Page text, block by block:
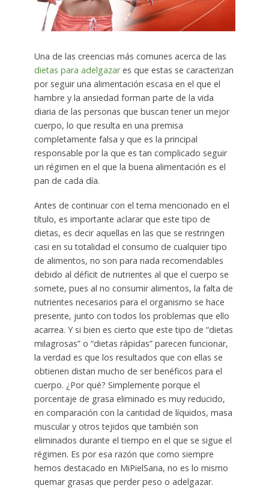
Una de las creencias más comunes acerca de las
dietas para adelgazares que estas se caracterizan
por seguir una alimentación escasa en el que el
hambre y la ansiedad forman parte de la vida
diaria de las personas que buscan tener un mejor
cuerpo, lo que resulta en una premisa
completamente falsa y que es la principal
responsable por la que es tan complicado seguir
un régimen en el que la buena alimentación es el
pan de cada día.
Antes de continuar con el tema mencionado en el
título, es importante aclarar que este tipo de
dietas, es decir aquellas en las que se restringen
casi en su totalidad el consumo de cualquier tipo
de alimentos, no son para nada recomendables
debido al déficit de nutrientes al que el cuerpo se
somete, pues al no consumir alimentos, la falta de
nutrientes necesarios para el organismo se hace
presente, junto con todos los problemas que ello
acarrea. Y si bien es cierto que este tipo de “dietas
milagrosas” o “dietas rápidas” parecen funcionar,
la verdad es que los resultados que con ellas se
obtienen distan mucho de ser benéficos para el
cuerpo. ¿Por qué? Simplemente porque el
porcentaje de grasa eliminado es muy reducido,
en comparación con la cantidad de líquidos, masa
muscular y otros tejidos que también son
eliminados durante el tiempo en el que se sigue el
régimen. Es por esa razón que como siempre
hemos destacado en MiPielSana, no es lo mismo
quemar grasas que perder peso o adelgazar.